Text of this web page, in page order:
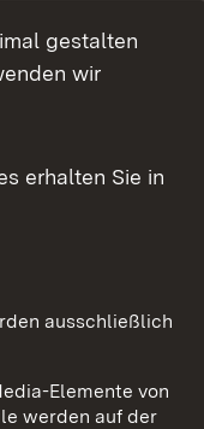
gestalten
wir
erhalten Sie in
ausschließlich
Elemente von
werden auf der